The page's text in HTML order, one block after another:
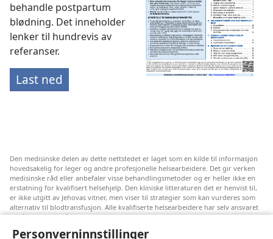
Personverninnstillinger
behandle postpartum
blødning. Det inneholder
lenker til hundrevis av
referanser.
Last ned
Den medisinske delen av dette nettstedet er laget som en kilde til informasjon
hovedsakelig for leger og andre profesjonelle helsearbeidere. Det gir verken
medisinske råd eller anbefaler visse behandlingsmetoder og er heller ikke en
erstatning for kvalifisert helsehjelp. Den kliniske litteraturen det er henvist til,
er ikke utgitt av Jehovas vitner, men viser til strategier som kan vurderes som
alternativ til blodtransfusjon. Alle kvalifiserte helsearbeidere har selv ansvaret
for å følge med på ny informasjon, drøfte alternative behandlingsmetoder og
verdier og tro. Ikke alle strategiene som er nevnt, passer for eller godtas av